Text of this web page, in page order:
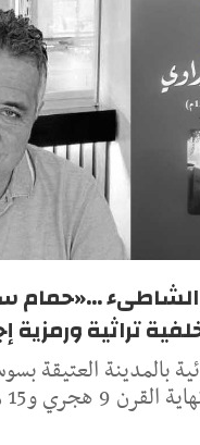
...«حمام
تراثية ورمزية
بالمدينة العتيقة